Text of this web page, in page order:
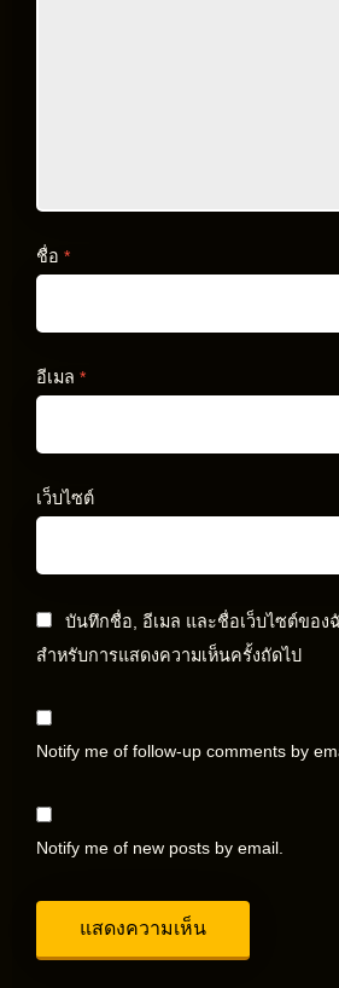
ชื่อ *
อีเมล *
เว็บไซต์
บันทึกชื่อ, อีเมล และชื่อเว็บไซต์ของ
สำหรับการแสดงความเห็นครั้งถัดไป
Notify me of follow-up comments by
Notify me of new posts by email.